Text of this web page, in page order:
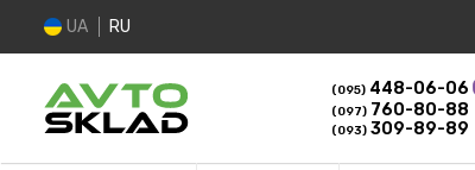
UA RU
(095) 448-06-06
(097) 760-80-88
(093) 309-89-89